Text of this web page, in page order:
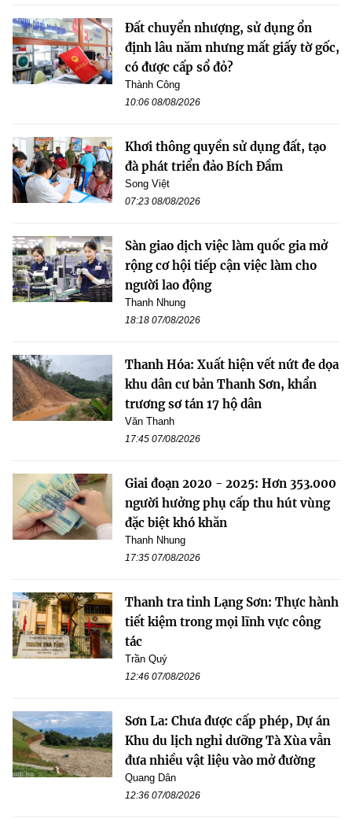
Đất chuyển nhượng, sử dụng ổn
định lâu năm nhưng mất giấy tờ gốc,
có được cấp sổ đỏ?
Thành Công
10:06 08/08/2026
Khơi thông quyền sử dụng đất, tạo
đà phát triển đảo Bích Đầm
Song Việt
07:23 08/08/2026
Sàn giao dịch việc làm quốc gia mở
rộng cơ hội tiếp cận việc làm cho
người lao động
Thanh Nhung
18:18 07/08/2026
Thanh Hóa: Xuất hiện vết nứt đe dọa
khu dân cư bản Thanh Sơn, khẩn
trương sơ tán 17 hộ dân
Văn Thanh
17:45 07/08/2026
Giai đoạn 2020 - 2025: Hơn 353.000
người hưởng phụ cấp thu hút vùng
đặc biệt khó khăn
Thanh Nhung
17:35 07/08/2026
Thanh tra tỉnh Lạng Sơn: Thực hành
tiết kiệm trong mọi lĩnh vực công
tác
Trần Quý
12:46 07/08/2026
Sơn La: Chưa được cấp phép, Dự án
Khu du lịch nghỉ dưỡng Tà Xùa vẫn
đưa nhiều vật liệu vào mở đường
Quang Dân
12:36 07/08/2026